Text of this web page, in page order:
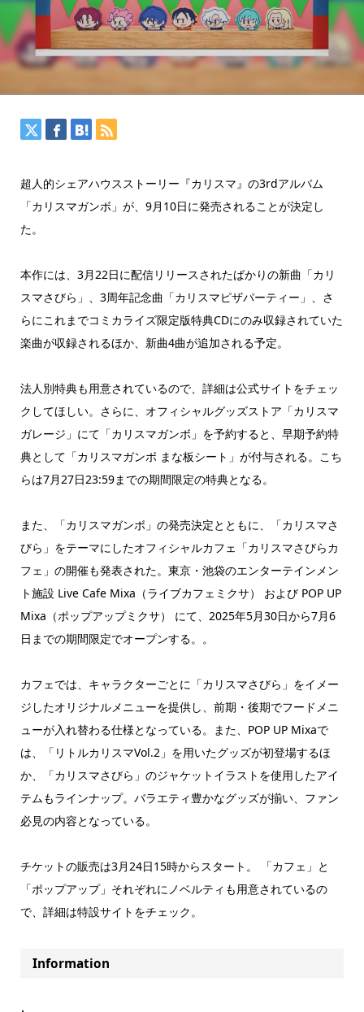
超人的シェアハウスストーリー『カリスマ』の3rdアルバム
「カリスマガンボ」が、9月10日に発売されることが決定し
た。
本作には、3月22日に配信リリースされたばかりの新曲「カリ
スマさびら」、3周年記念曲「カリスマピザパーティー」、さ
らにこれまでコミカライズ限定版特典CDにのみ収録されていた
楽曲が収録されるほか、新曲4曲が追加される予定。
法人別特典も用意されているので、詳細は公式サイトをチェッ
クしてほしい。さらに、オフィシャルグッズストア「カリスマ
ガレージ」にて「カリスマガンボ」を予約すると、早期予約特
典として「カリスマガンボ まな板シート」が付与される。こち
らは7月27日23:59までの期間限定の特典となる。
また、「カリスマガンボ」の発売決定とともに、「カリスマさ
びら」をテーマにしたオフィシャルカフェ「カリスマさびらカ
フェ」の開催も発表された。東京・池袋のエンターテインメン
ト施設 Live Cafe Mixa（ライブカフェミクサ） および POP UP
Mixa（ポップアップミクサ） にて、2025年5月30日から7月6
日までの期間限定でオープンする。。
カフェでは、キャラクターごとに「カリスマさびら」をイメー
ジしたオリジナルメニューを提供し、前期・後期でフードメニ
ューが入れ替わる仕様となっている。また、POP UP Mixaで
は、「リトルカリスマVol.2」を用いたグッズが初登場するほ
か、「カリスマさびら」のジャケットイラストを使用したアイ
テムもラインナップ。バラエティ豊かなグッズが揃い、ファン
必見の内容となっている。
チケットの販売は3月24日15時からスタート。 「カフェ」と
「ポップアップ」それぞれにノベルティも用意されているの
で、詳細は特設サイトをチェック。
Information